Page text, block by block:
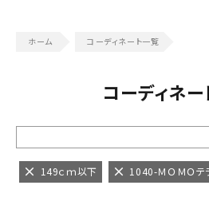
コーディネート一覧
コーディネ
149ｃｍ以下 1040-ＭＯＭＯテ